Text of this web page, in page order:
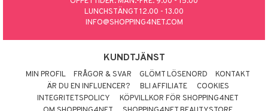
LUNCHSTÄNGT 12.00 - 13.00
INFO@SHOPPING4NET.COM
KUNDTJÄNST
MIN PROFIL FRÅGOR & SVAR GLÖMT LÖSENORD
KONTAKT
ÄR DU EN INFLUENCER?
BLI AFFILIATE
COOKIES
INTEGRITETSPOLICY
KÖPVILLKOR FÖR SHOPPING4NET